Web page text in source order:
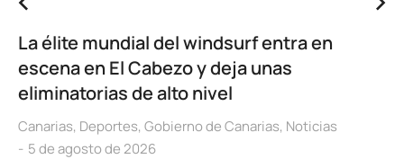
La élite mundial del windsurf entra en
escena en El Cabezo y deja unas
eliminatorias de alto nivel
Canarias, Deportes, Gobierno de Canarias, Noticias
5 de agosto de 2026